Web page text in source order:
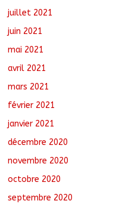
juillet 2021
juin 2021
mai 2021
avril 2021
mars 2021
février 2021
janvier 2021
décembre 2020
novembre 2020
octobre 2020
septembre 2020